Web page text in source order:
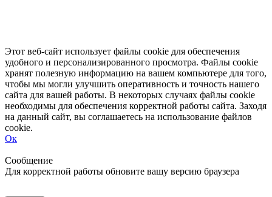
Этот веб-сайт использует файлы cookie для обеспечения
удобного и персонализированного просмотра. Файлы cookie
хранят полезную информацию на вашем компьютере для того,
чтобы мы могли улучшить оперативность и точность нашего
сайта для вашей работы. В некоторых случаях файлы cookie
необходимы для обеспечения корректной работы сайта. Заходя
на данный сайт, вы соглашаетесь на использование файлов
cookie.
Ок
Сообщение
Для корректной работы обновите вашу версию браузера